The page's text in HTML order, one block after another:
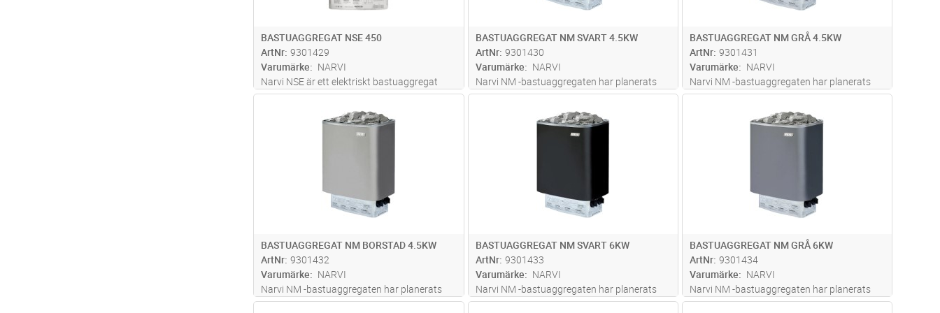
BASTUAGGREGAT NSE 450
ArtNr 9301429
Varumärke
NARVI
Narvi NSE är ett elektriskt bastuaggregat
med stor stenyta som enkelt monteras fast i
bastuväggen. Tillverkat av högklassiga
material, erbjuder detta bastuaggregat en
exceptionell bastuupplevelse tac
BASTUAGGREGAT NM SVART 4.5KW
ArtNr 9301430
Varumärke
NARVI
Narvi NM -bastuaggregaten har planerats
som lättanvända och hållbara
standardbastuaggregat. Bastuaggregatet
har tillverkats av högklassiga material som
tack vare sitt stora stenmagasin ger goda
BASTUAGGREGAT NM GRÅ 4.5KW
ArtNr 9301431
Varumärke
NARVI
Narvi NM -bastuaggregaten har planerats
som lättanvända och hållbara
standardbastuaggregat. Bastuaggregatet
har tillverkats av högklassiga material som
tack vare sitt stora stenmagasin ger goda
Lägg i kundvagn
BASTUAGGREGAT NM BORSTAD 4.5KW
ArtNr 9301432
Varumärke
NARVI
Narvi NM -bastuaggregaten har planerats
som lättanvända och hållbara
Lägg i kundvagn
BASTUAGGREGAT NM SVART 6KW
ArtNr 9301433
Varumärke
NARVI
Narvi NM -bastuaggregaten har planerats
som lättanvända och hållbara
Lägg i kundvagn
BASTUAGGREGAT NM GRÅ 6KW
ArtNr 9301434
Varumärke
NARVI
Narvi NM -bastuaggregaten har planerats
som lättanvända och hållbara